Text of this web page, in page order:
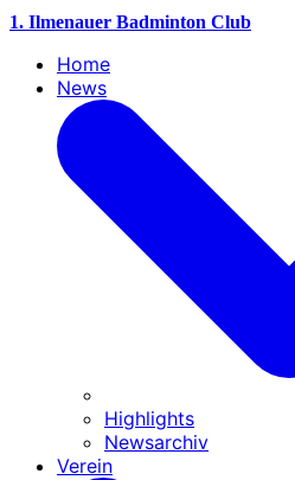
1. Ilmenauer Badminton Club
Home
News
Highlights
Newsarchiv
Verein